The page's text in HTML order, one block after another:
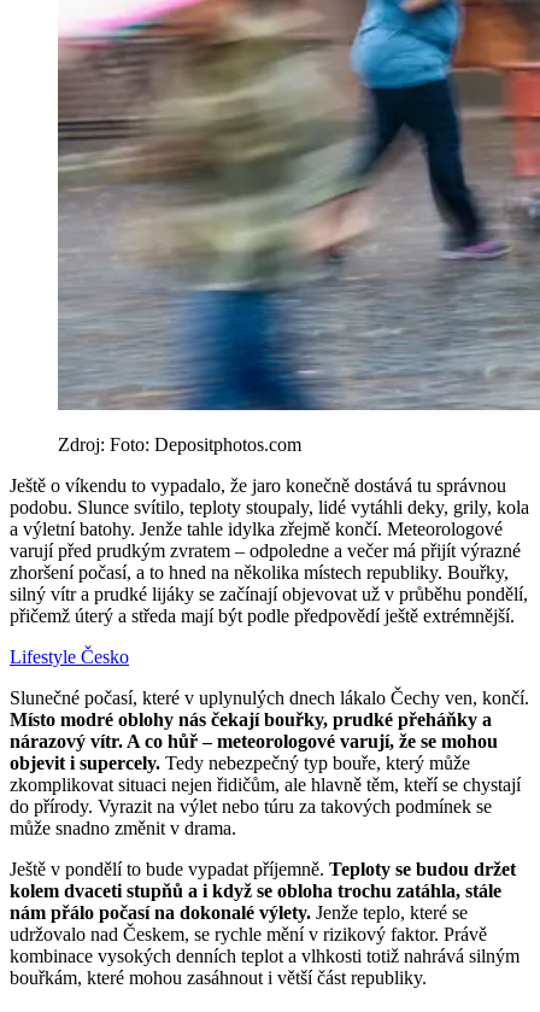
Zdroj: Foto: Depositphotos.com
Ještě o víkendu to vypadalo, že jaro konečně dostává tu správnou
podobu. Slunce svítilo, teploty stoupaly, lidé vytáhli deky, grily, kola
a výletní batohy. Jenže tahle idylka zřejmě končí. Meteorologové
varují před prudkým zvratem – odpoledne a večer má přijít výrazné
zhoršení počasí, a to hned na několika místech republiky. Bouřky,
silný vítr a prudké lijáky se začínají objevovat už v průběhu pondělí,
přičemž úterý a středa mají být podle předpovědí ještě extrémnější.
Lifestyle Česko
Slunečné počasí, které v uplynulých dnech lákalo Čechy ven, končí.
Místo modré oblohy nás čekají bouřky, prudké přeháňky a
nárazový vítr. A co hůř – meteorologové varují, že se mohou
objevit i supercely. Tedy nebezpečný typ bouře, který může
zkomplikovat situaci nejen řidičům, ale hlavně těm, kteří se chystají
do přírody. Vyrazit na výlet nebo túru za takových podmínek se
může snadno změnit v drama.
Ještě v pondělí to bude vypadat příjemně. Teploty se budou držet
kolem dvaceti stupňů a i když se obloha trochu zatáhla, stále
nám přálo počasí na dokonalé výlety. Jenže teplo, které se
udržovalo nad Českem, se rychle mění v rizikový faktor. Právě
kombinace vysokých denních teplot a vlhkosti totiž nahrává silným
bouřkám, které mohou zasáhnout i větší část republiky.